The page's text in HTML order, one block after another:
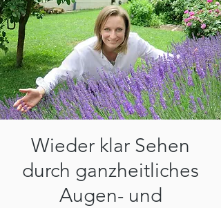
Wieder klar Sehen
durch ganzheitliches
Augen- und